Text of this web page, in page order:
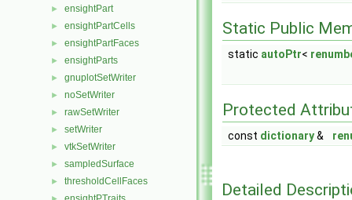
► ensightPart
► ensightPartCells
► ensightPartFaces
► ensightParts
► gnuplotSetWriter
► noSetWriter
► rawSetWriter
► setWriter
► vtkSetWriter
► sampledSurface
► thresholdCellFaces
Static Public
static autoPtr<
Protected
const dictionary&
Detailed